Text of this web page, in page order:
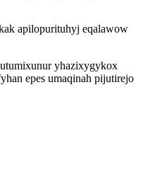
apilopurituhyj eqalawow
yhazixygykox
epes umaqinah pijutirejo